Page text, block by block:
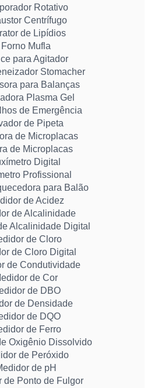
Rotativo
Centrífugo
de Lipídios
Forno Mufla
para Agitador
Stomacher
para Balanças
Plasma Gel
de Emergência
de Pipeta
de Microplacas
de Microplacas
Digital
Profissional
para Balão
de Acidez
de Alcalinidade
Alcalinidade Digital
de Cloro
de Cloro Digital
de Condutividade
de Cor
de DBO
de Densidade
de DQO
de Ferro
Oxigênio Dissolvido
de Peróxido
de pH
de Ponto de Fulgor